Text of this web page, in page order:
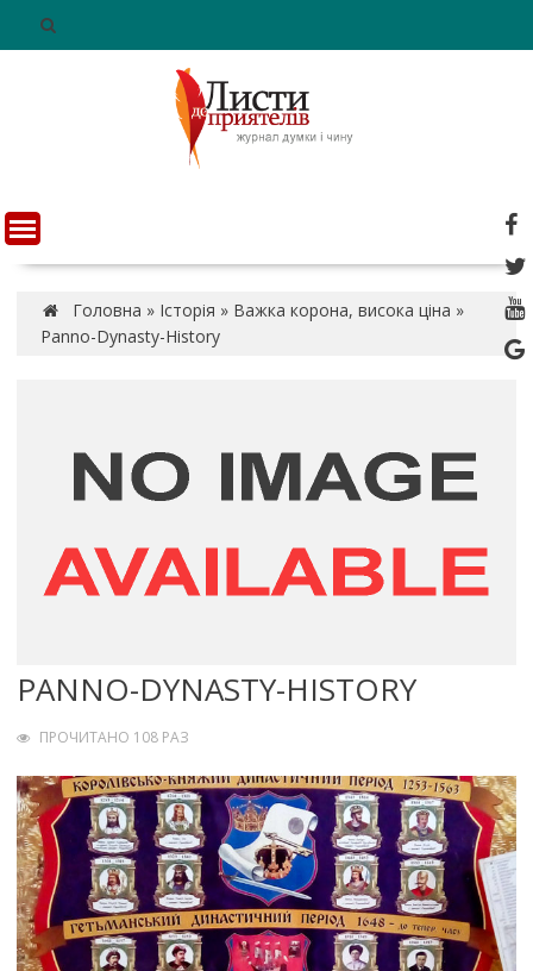
n
t
Головна » Історія » Важка корона, висока ціна »
Panno-Dynasty-History
PANNO-DYNASTY-HISTORY
ПРОЧИТАНО 108 РАЗ